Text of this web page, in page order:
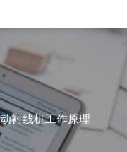
衬线机工作原理